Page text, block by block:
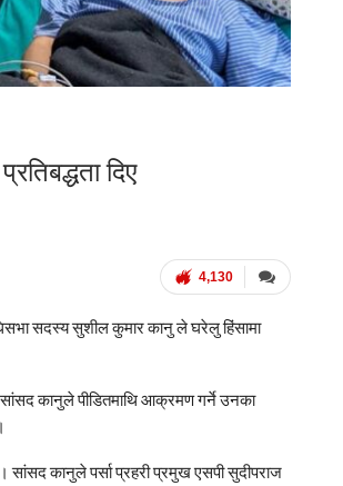
दिए
4,130
सदस्यसुशील कुमार कानुले घरेलु हिंसामा
सांसद कानुले पीडितमाथि आक्रमण गर्ने उनका
सांसद कानुले पर्सा प्रहरी प्रमुखएसपी सुदीपराज